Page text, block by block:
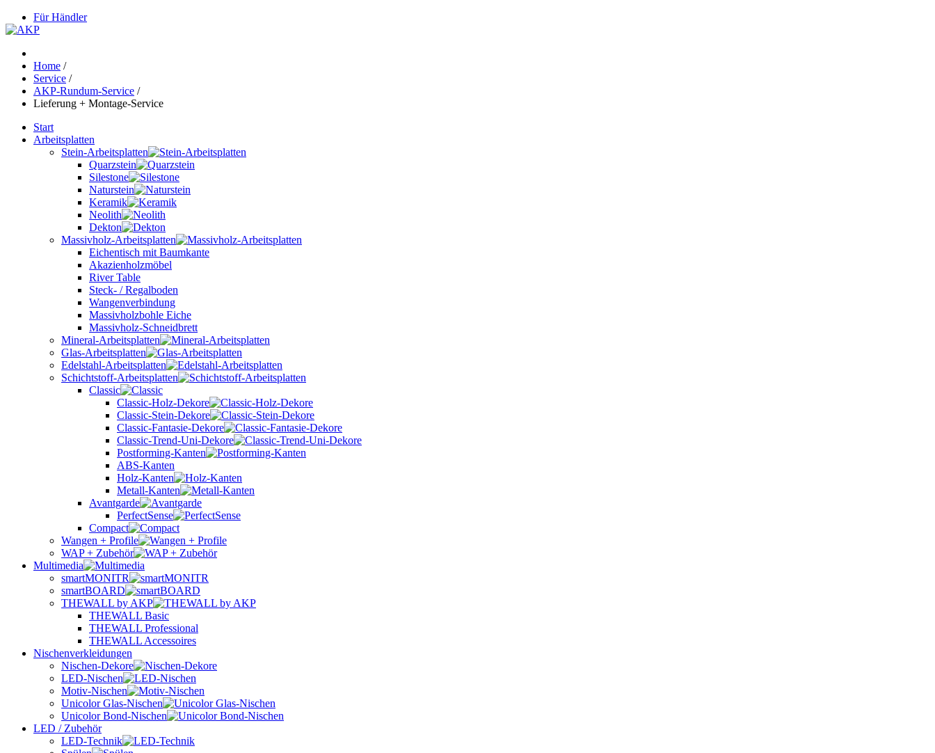
Für Händler
Home /
Service /
AKP-Rundum-Service /
Lieferung + Montage-Service
Start
Arbeitsplatten
Stein-Arbeitsplatten
Quarzstein
Silestone
Naturstein
Keramik
Neolith
Dekton
Massivholz-Arbeitsplatten
Eichentisch mit Baumkante
Akazienholzmöbel
River Table
Steck- / Regalboden
Wangenverbindung
Massivholzbohle Eiche
Massivholz-Schneidbrett
Mineral-Arbeitsplatten
Glas-Arbeitsplatten
Edelstahl-Arbeitsplatten
Schichtstoff-Arbeitsplatten
Classic
Classic-Holz-Dekore
Classic-Stein-Dekore
Classic-Fantasie-Dekore
Classic-Trend-Uni-Dekore
Postforming-Kanten
ABS-Kanten
Holz-Kanten
Metall-Kanten
Avantgarde
PerfectSense
Compact
Wangen + Profile
WAP + Zubehör
Multimedia
smartMONITR
smartBOARD
THEWALL by AKP
THEWALL Basic
THEWALL Professional
THEWALL Accessoires
Nischenverkleidungen
Nischen-Dekore
LED-Nischen
Motiv-Nischen
Unicolor Glas-Nischen
Unicolor Bond-Nischen
LED / Zubehör
LED-Technik